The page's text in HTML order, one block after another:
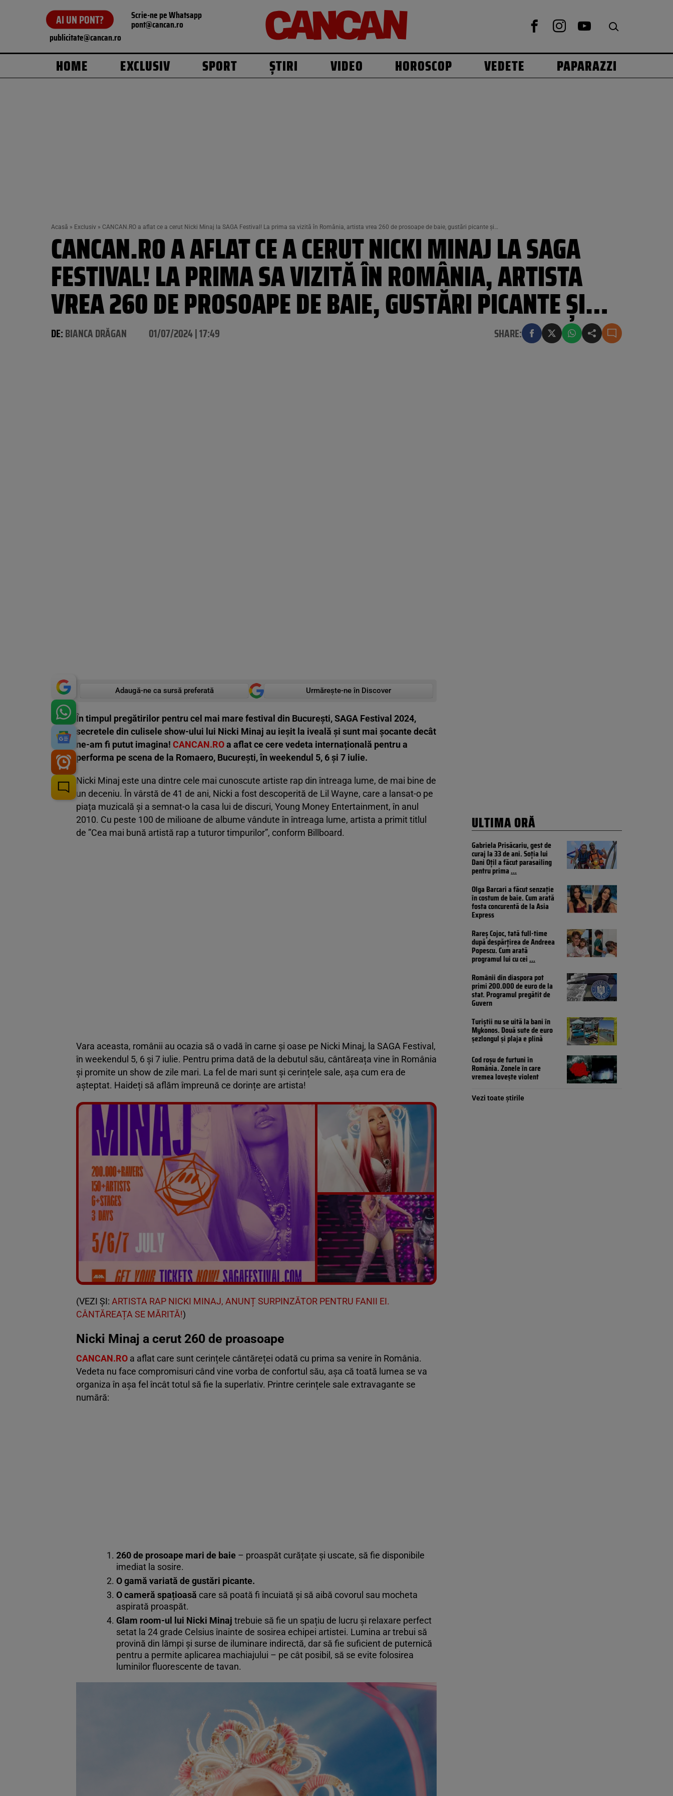
AI UN PONT? Scrie-ne pe Whatsapp
pont@cancan.ro
publicitate@cancan.ro
HOME EXCLUSIV SPORT ȘTIRI VIDEO HOROSCOP VEDETE PAPARAZZI
Acasă » Exclusiv » CANCAN.RO a aflat ce a cerut Nicki Minaj la SAGA Festival! La prima sa vizită în România, artista vrea 260 de prosoape de baie, gustări picante și…
CANCAN.RO A AFLAT CE A CERUT NICKI MINAJ LA SAGA
FESTIVAL! LA PRIMA SA VIZITĂ ÎN ROMÂNIA, ARTISTA
VREA 260 DE PROSOAPE DE BAIE, GUSTĂRI PICANTE ȘI…
DE:BIANCA DRĂGAN 01/07/2024 | 17:49 SHARE:
Adaugă-ne ca sursă preferată Urmărește-ne în Discover
În timpul pregătirilor pentru cel mai mare festival din București, SAGA Festival 2024,
secretele din culisele show-ului lui Nicki Minaj au ieșit la iveală și sunt mai șocante decât
ne-am fi putut imagina! CANCAN.ROa aflat ce cere vedeta internațională pentru a
performa pe scena de la Romaero, București, în weekendul 5, 6 și 7 iulie.
Nicki Minaj este una dintre cele mai cunoscute artiste rap din întreaga lume, de mai bine de
un deceniu. În vârstă de 41 de ani, Nicki a fost descoperită de Lil Wayne, care a lansat-o pe
piața muzicală și a semnat-o la casa lui de discuri, Young Money Entertainment, în anul
2010. Cu peste 100 de milioane de albume vândute în întreaga lume, artista a primit titlul
de ”Cea mai bună artistă rap a tuturor timpurilor”, conform Billboard.
Vara aceasta, românii au ocazia să o vadă în carne și oase pe Nicki Minaj, la SAGA Festival,
în weekendul 5, 6 și 7 iulie. Pentru prima dată de la debutul său, cântăreața vine în România
și promite un show de zile mari. La fel de mari sunt și cerințele sale, așa cum era de
așteptat. Haideți să aflăm împreună ce dorințe are artista!
Vezi galeria foto
5 poze
(VEZI ȘI: ARTISTA RAP NICKI MINAJ, ANUNȚ SURPINZĂTOR PENTRU FANII EI.
CÂNTĂREAȚA SE MĂRITĂ!)
Nicki Minaj a cerut 260 de proasoape
CANCAN.RO a aflat care sunt cerințele cântăreței odată cu prima sa venire în România.
Vedeta nu face compromisuri când vine vorba de confortul său, așa că toată lumea se va
organiza în așa fel încât totul să fie la superlativ. Printre cerințele sale extravagante se
numără:
260 de prosoape mari de baie – proaspăt curățate și uscate, să fie disponibile
imediat la sosire.
O gamă variată de gustări picante.
O cameră spațioasă care să poată fi încuiată și să aibă covorul sau mocheta
aspirată proaspăt.
Glam room-ul lui Nicki Minaj trebuie să fie un spațiu de lucru și relaxare perfect
setat la 24 grade Celsius înainte de sosirea echipei artistei. Lumina ar trebui să
provină din lămpi și surse de iluminare indirectă, dar să fie suficient de puternică
pentru a permite aplicarea machiajului – pe cât posibil, să se evite folosirea
luminilor fluorescente de tavan.
ULTIMA ORĂ
Gabriela Prisăcariu, gest de
curaj la 33 de ani. Soția lui
Dani Oțil a făcut parasailing
pentru prima...
Olga Barcari a făcut senzație
în costum de baie. Cum arată
fosta concurentă de la Asia
Express
Rareș Cojoc, tată full-time
după despărțirea de Andreea
Popescu. Cum arată
programul lui cu cei...
Românii din diaspora pot
primi 200.000 de euro de la
stat. Programul pregătit de
Guvern
Turiștii nu se uită la bani în
Mykonos. Două sute de euro
șezlongul și plaja e plină
Cod roșu de furtuni în
România. Zonele în care
vremea lovește violent
Vezi toate știrile